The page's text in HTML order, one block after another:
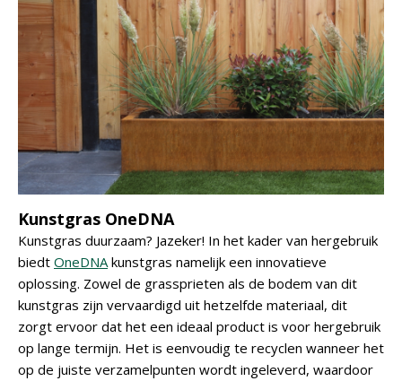
Kunstgras OneDNA
Kunstgras duurzaam? Jazeker! In het kader van hergebruik
biedt OneDNAkunstgras namelijk een innovatieve
oplossing. Zowel de grassprieten als de bodem van dit
kunstgras zijn vervaardigd uit hetzelfde materiaal, dit
zorgt ervoor dat het een ideaal product is voor hergebruik
op lange termijn. Het is eenvoudig te recyclen wanneer het
op de juiste verzamelpunten wordt ingeleverd, waardoor